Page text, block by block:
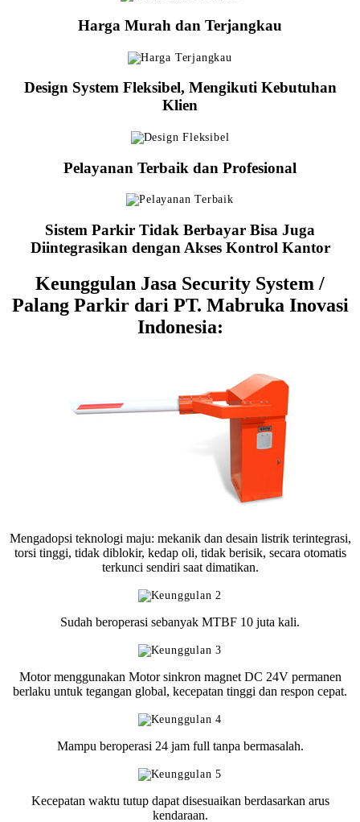
Harga Murah dan Terjangkau
Design System Fleksibel, Mengikuti Kebutuhan
Klien
Pelayanan Terbaik dan Profesional
Sistem Parkir Tidak Berbayar Bisa Juga
Diintegrasikan dengan Akses Kontrol Kantor
Keunggulan Jasa Security System /
Palang Parkir dari PT. Mabruka Inovasi
Indonesia:
Mengadopsi teknologi maju: mekanik dan desain listrik terintegrasi,
torsi tinggi, tidak diblokir, kedap oli, tidak berisik, secara otomatis
terkunci sendiri saat dimatikan.
Sudah beroperasi sebanyak MTBF 10 juta kali.
Motor menggunakan Motor sinkron magnet DC 24V permanen
berlaku untuk tegangan global, kecepatan tinggi dan respon cepat.
Mampu beroperasi 24 jam full tanpa bermasalah.
Kecepatan waktu tutup dapat disesuaikan berdasarkan arus
kendaraan.